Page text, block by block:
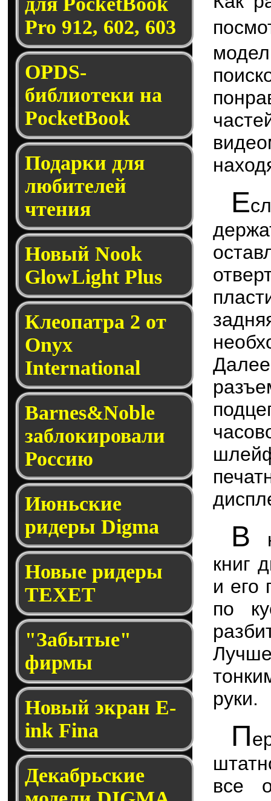
Е
В
книг
и его
по
руки.
П
все
Pro 912, 602, 603
OPDS-
библиотеки на
PocketBook
Подарки для
любителей
чтения
Новый Nook
GlowLight Plus
Клеопатра 2 от
Onyx
International
Barnes&Noble
заблокировали
Россию
Июньские
ридеры Digma
Новые ридеры
TEXET
"Забытые"
фирмы
Новый экран E-
ink Fina
Декабрьские